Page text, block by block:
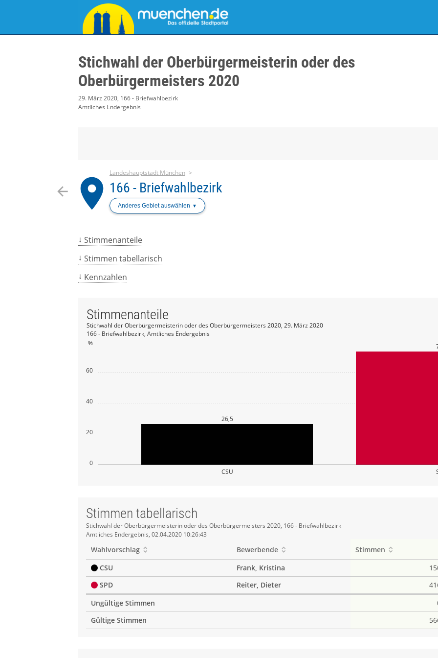
Stichwahl der Oberbürgermeisterin oder des
Oberbürgermeisters 2020
29. März 2020, 166 - Briefwahlbezirk
Amtliches Endergebnis
arrow_back place
Landeshauptstadt München
166 - Briefwahlbezirk
Anderes Gebiet auswählen
Stimmenanteile
Stimmen tabellarisch
Kennzahlen
0
20
40
60
%
CSU
26,5
Stimmenanteile
Stichwahl der Oberbürgermeisterin oder des Oberbürgermeisters 2020, 29. März 2020
166 - Briefwahlbezirk, Amtliches Endergebnis
Stimmen tabellarisch
Stimmen
tabellarisch
Stichwahl der Oberbürgermeisterin oder des Oberbürgermeisters 2020, 166 - Briefwahlbezirk
Amtliches Endergebnis, 02.04.2020 10:26:43
Wahlvorschlag Bewerbende Stimmen
CSU
Frank, Kristina
SPD
Reiter, Dieter
Ungültige Stimmen
Gültige Stimmen